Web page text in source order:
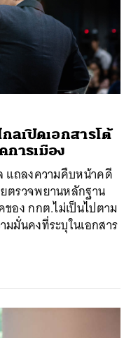
ลเปิดเอกสารโต้
ารเมือง
แถลงความคืบหน้าคดี
ตรวจพยานหลักฐาน
อง กกต.ไม่เป็นไปตาม
มั่นคงที่ระบุในเอกสาร